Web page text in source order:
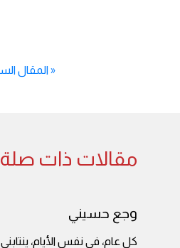
«المقال
مقالات ذات صلة
وجع حسيني
كل عام، في نفس الأيام،